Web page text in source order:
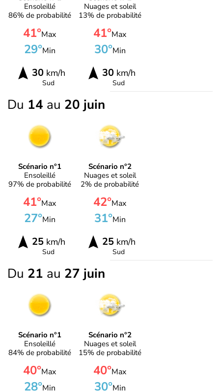
Ensoleillé
86% de probabilité
41°Max
29°Min
30km/h
Sud
Nuages et soleil
13% de probabilité
41°Max
30°Min
30km/h
Sud
Du 14 au 20 juin
Scénario n°1
Ensoleillé
97% de probabilité
41°Max
27°Min
25km/h
Sud
Scénario n°2
Nuages et soleil
2% de probabilité
42°Max
31°Min
25km/h
Sud
Du 21 au 27 juin
Scénario n°1
Ensoleillé
84% de probabilité
40°Max
28°Min
Scénario n°2
Nuages et soleil
15% de probabilité
40°Max
30°Min